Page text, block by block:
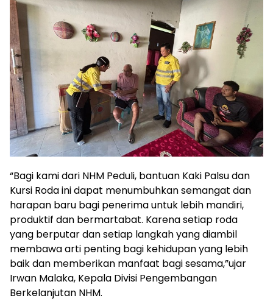
“Bagi kami dari NHM Peduli, bantuan Kaki Palsu dan
Kursi Roda ini dapat menumbuhkan semangat dan
harapan baru bagi penerima untuk lebih mandiri,
produktif dan bermartabat. Karena setiap roda
yang berputar dan setiap langkah yang diambil
membawa arti penting bagi kehidupan yang lebih
baik dan memberikan manfaat bagi sesama,”ujar
Irwan Malaka, Kepala Divisi Pengembangan
Berkelanjutan NHM.